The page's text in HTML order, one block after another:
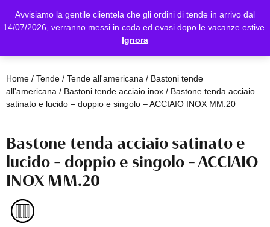
Avvisiamo la gentile clientela che gli ordini di tende in arrivo dal
14/07/2026, verranno messi in coda ed evasi dopo le vacanze estive.
Ignora
Home/ Tende/ Tende all'americana / Bastoni tende
all'americana / Bastoni tende acciaio inox/ Bastone tenda acciaio
satinato e lucido – doppio e singolo – ACCIAIO INOX MM.20
Bastone tenda acciaio satinato e
lucido – doppio e singolo – ACCIAIO
INOX MM.20